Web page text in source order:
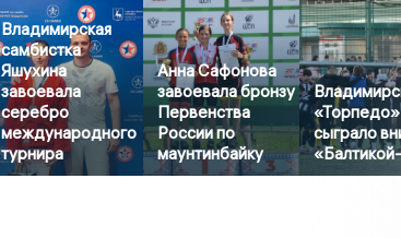
Владимирская
самбистка
Яшухина
завоевала
серебро
международного
турнира
Анна Сафонова
завоевала бронзу
Первенства
России по
маунтинбайку
«Торпедо»
сыграло